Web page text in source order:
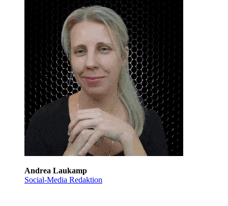
Andrea Laukamp
Social-Media Redaktion